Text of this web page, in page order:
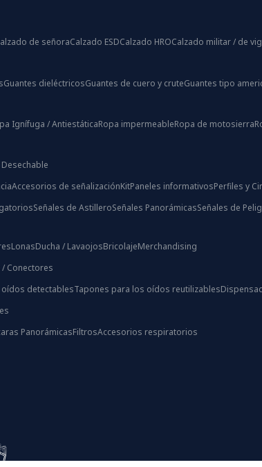
de señoraCalzado ESDCalzado HROCalzado militar / de
Guantes dieléctricosGuantes de cuero y cruteGuantes tipo
Ignífuga / AntiestáticaRopa impermeableRopa de motosierra
Desechable
Accesorios de señalizaciónKitPaneles informativosPerfiles y
Señales de AstilleroSeñales PanorámicasSeñales de
LonasDucha / LavaojosBricolajeMerchandising
Conectores
detectablesTapones para los oídos reutilizables
PanorámicasFiltrosAccesorios respiratorios